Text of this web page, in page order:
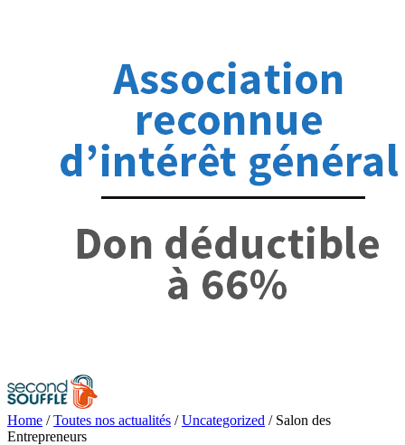
Home / Toutes nos actualités / Uncategorized /Salon des
Entrepreneurs